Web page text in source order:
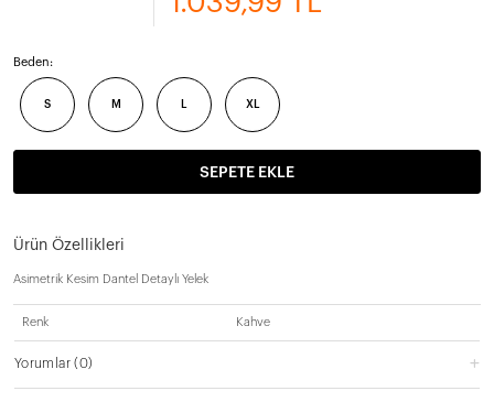
Beden:
S M XL
SEPETE EKLE
Ürün Özellikleri
Asimetrik Kesim Dantel Detaylı Yelek
Renk Kahve
Yorumlar(0)